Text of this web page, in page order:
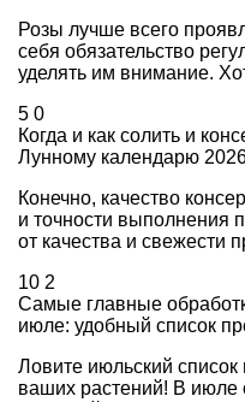
Розы лучше всего
себя обязательство
уделять им внимание.
5 0
Когда и как солить и
Лунному календарю
Конечно, качество
и точности выполнения
от качества и свежести
10 2
Самые главные
июле: удобный список
Ловите июльский
ваших растений! В июле